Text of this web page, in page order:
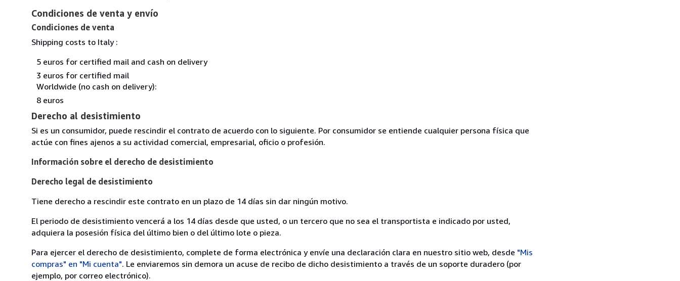
Condiciones de venta y envío
Condiciones de venta
Shipping costs to Italy :
5 euros for certified mail and cash on delivery
3 euros for certified mail
Worldwide (no cash on delivery):
8 euros
Derecho al desistimiento
Si es un consumidor, puede rescindir el contrato de acuerdo con lo siguiente. Por consumidor se entiende cualquier persona física que
actúe con fines ajenos a su actividad comercial, empresarial, oficio o profesión.
Información sobre el derecho de desistimiento
Derecho legal de desistimiento
Tiene derecho a rescindir este contrato en un plazo de 14 días sin dar ningún motivo.
El periodo de desistimiento vencerá a los 14 días desde que usted, o un tercero que no sea el transportista e indicado por usted,
adquiera la posesión física del último bien o del último lote o pieza.
Para ejercer el derecho de desistimiento, complete de forma electrónica y envíe una declaración clara en nuestro sitio web, desde "Mis
compras" en "Mi cuenta". Le enviaremos sin demora un acuse de recibo de dicho desistimiento a través de un soporte duradero (por
ejemplo, por correo electrónico).